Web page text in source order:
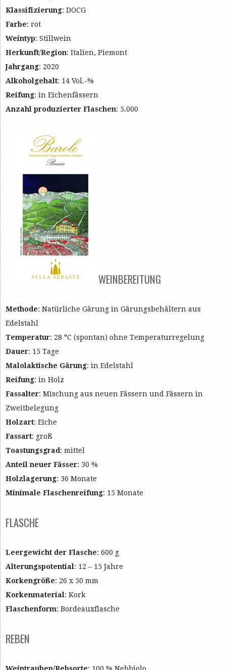
Klassifizierung: DOCG
Farbe: rot
Weintyp: Stillwein
Herkunft/Region: Italien, Piemont
Jahrgang: 2020
Alkoholgehalt: 14 Vol.-%
Reifung: in Eichenfässern
Anzahl produzierter Flaschen: 5.000
WEINBEREITUNG
Methode: Natürliche Gärung in Gärungsbehältern aus
Edelstahl
Temperatur: 28 °C (spontan) ohne Temperaturregelung
Dauer: 15 Tage
Malolaktische Gärung: in Edelstahl
Reifung: in Holz
Fassalter: Mischung aus neuen Fässern und Fässern in
Zweitbelegung
Holzart: Eiche
Fassart: groß
Toastungsgrad: mittel
Anteil neuer Fässer: 30 %
Holzlagerung: 36 Monate
Minimale Flaschenreifung: 15 Monate
FLASCHE
Leergewicht der Flasche: 600 g
Alterungspotential: 12 – 15 Jahre
Korkengröße: 26 x 50 mm
Korkenmaterial: Kork
Flaschenform: Bordeauxflasche
REBEN